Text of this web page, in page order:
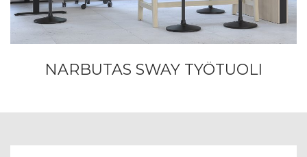
NARBUTAS SWAY TYÖTUOLI